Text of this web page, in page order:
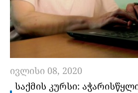
ივლისი 08, 2020
ᲡᲐᲥᲛᲘᲡ ᲙᲣᲠᲡᲘ: